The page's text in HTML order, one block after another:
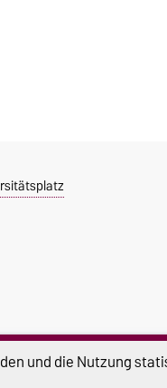
und die Nutzung